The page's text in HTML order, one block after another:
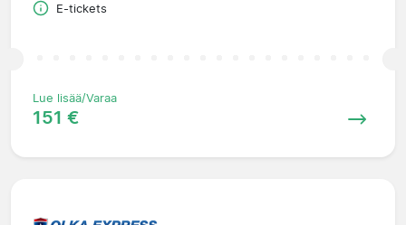
E-tickets
Lue lisää/Varaa
151 €